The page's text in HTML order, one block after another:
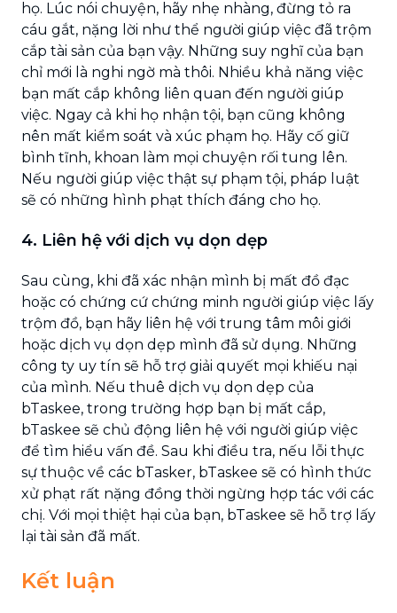
họ. Lúc nói chuyện, hãy nhẹ nhàng, đừng tỏ ra
cáu gắt, nặng lời như thể người giúp việc đã trộm
cắp tài sản của bạn vậy. Những suy nghĩ của bạn
chỉ mới là nghi ngờ mà thôi. Nhiều khả năng việc
bạn mất cắp không liên quan đến người giúp
việc. Ngay cả khi họ nhận tội, bạn cũng không
nên mất kiểm soát và xúc phạm họ. Hãy cố giữ
bình tĩnh, khoan làm mọi chuyện rối tung lên.
Nếu người giúp việc thật sự phạm tội, pháp luật
sẽ có những hình phạt thích đáng cho họ.
4. Liên hệ với dịch vụ dọn dẹp
Sau cùng, khi đã xác nhận mình bị mất đồ đạc
hoặc có chứng cứ chứng minh người giúp việc lấy
trộm đồ, bạn hãy liên hệ với trung tâm môi giới
hoặc dịch vụ dọn dẹp mình đã sử dụng. Những
công ty uy tín sẽ hỗ trợ giải quyết mọi khiếu nại
của mình. Nếu thuê dịch vụ dọn dẹp của
bTaskee, trong trường hợp bạn bị mất cắp,
bTaskee sẽ chủ động liên hệ với người giúp việc
để tìm hiểu vấn đề. Sau khi điều tra, nếu lỗi thực
sự thuộc về các bTasker, bTaskee sẽ có hình thức
xử phạt rất nặng đồng thời ngừng hợp tác với các
chị. Với mọi thiệt hại của bạn, bTaskee sẽ hỗ trợ lấy
lại tài sản đã mất.
Kết luận